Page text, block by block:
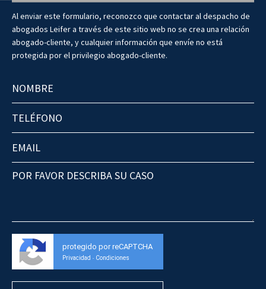
Al enviar este formulario, reconozco que contactar al despacho de
abogados Leifer a través de este sitio web no se crea una relación
abogado-cliente, y cualquier información que envíe no está
protegida por el privilegio abogado-cliente.
protegido por reCAPTCHA
Privacidad - Condiciones